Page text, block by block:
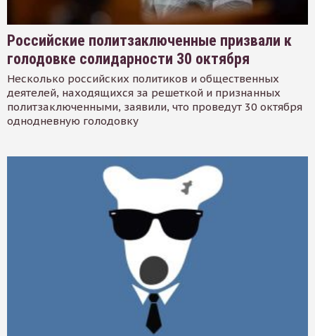
Российские политзаключенные призвали к
голодовке солидарности 30 октября
Несколько российских политиков и общественных
деятелей, находящихся за решеткой и признанных
политзаключенными, заявили, что проведут 30 октября
однодневную голодовку